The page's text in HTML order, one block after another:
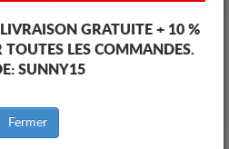
LIVRAISON GRATUITE + 10 %
TOUTES LES COMMANDES.
SUNNY15
Fermer